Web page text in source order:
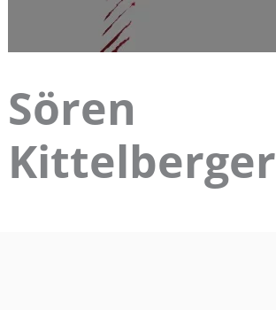
Sören
Kittelberger